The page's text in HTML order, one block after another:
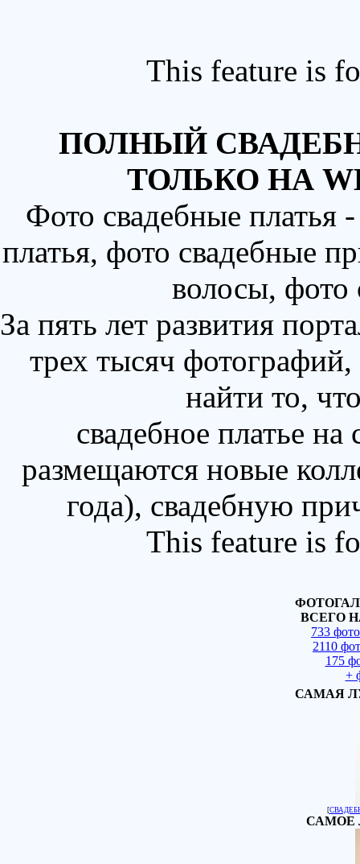
This feature is
ПОЛНЫЙ
ТОЛЬКО НА
Фото свадебные
платья, фото свадебные
волосы,
За пять лет развития
трех тысяч
найти то,
свадебное платье
размещаются новые
года), свадебную
This feature is
ВСЕГО
733
2110
175
+
САМАЯ
[
САМОЕ